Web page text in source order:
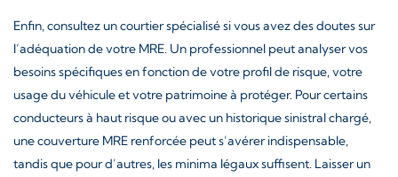
Enfin, consultez un courtier spécialisé si vous avez des doutes sur
l’adéquation de votre MRE. Un professionnel peut analyser vos
besoins spécifiques en fonction de votre profil de risque, votre
usage du véhicule et votre patrimoine à protéger. Pour certains
conducteurs à haut risque ou avec un historique sinistral chargé,
une couverture MRE renforcée peut s’avérer indispensable,
tandis que pour d’autres, les minima légaux suffisent. Laisser un